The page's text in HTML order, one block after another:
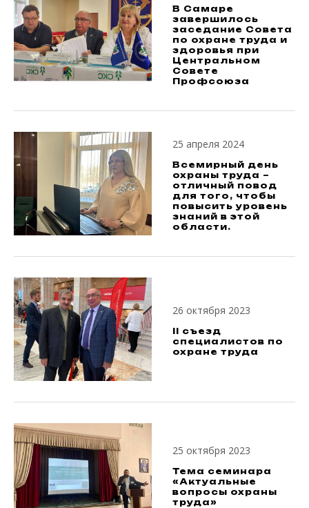
В Самаре
завершилось
заседание Совета
по охране труда и
здоровья при
Центральном
Совете
Профсоюза
25 апреля 2024
Всемирный день
охраны труда –
отличный повод
для того, чтобы
повысить уровень
знаний в этой
области.
26 октября 2023
II съезд
специалистов по
охране труда
25 октября 2023
Тема семинара
«Актуальные
вопросы охраны
труда»